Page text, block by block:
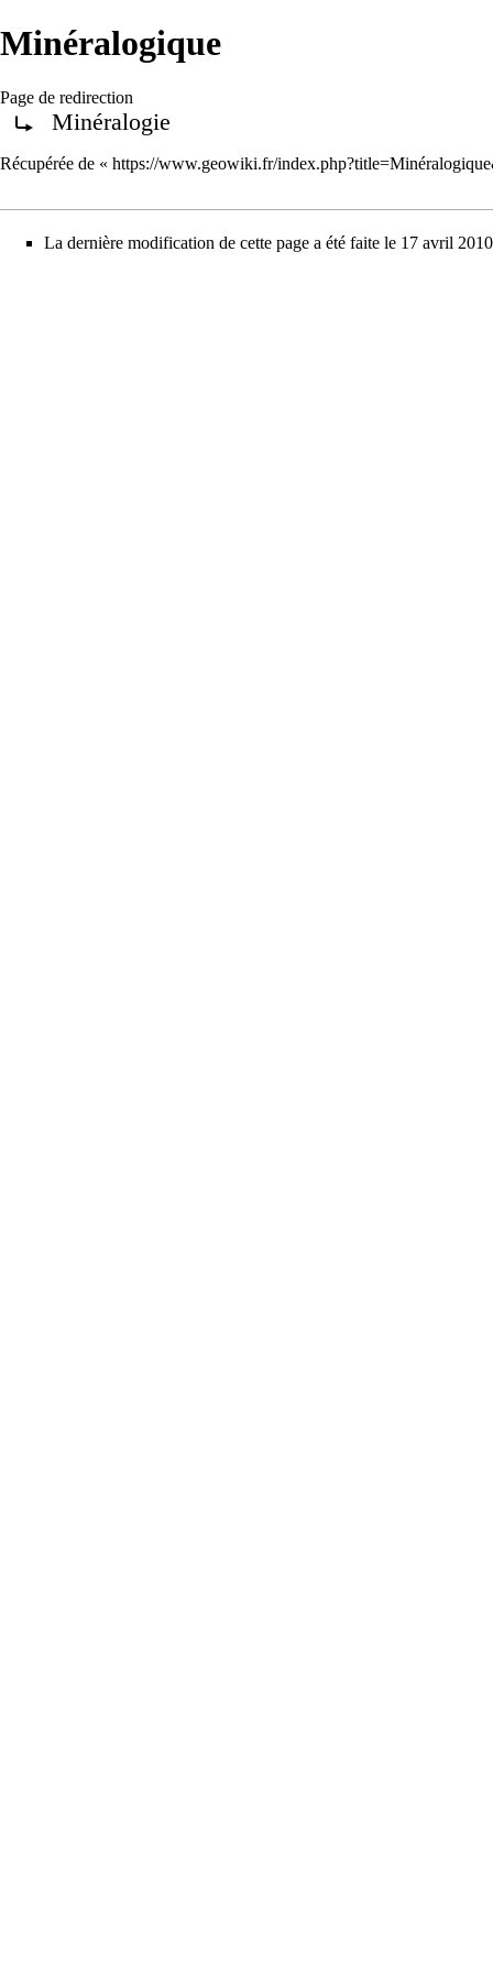
Minéralogique
Page de redirection
Rediriger vers :
Minéralogie
Récupérée de « https://www.geowiki.fr/
La dernière modification de cette page a été faite le 17 avril